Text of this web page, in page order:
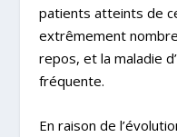
patients atteints de
extrêmement
repos, et la maladie
fréquente.
En raison de